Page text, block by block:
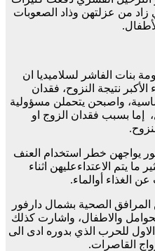
زاد من عزلتهن وذاد الصعوبات
بنات الفاشر لسلاميديا ان
نتيجة النزوح، فقدان
واصبحن يتحملن مسؤولية
إما بسبب فقدان الزوج او
يواجهن خطر استخدام العنف
يتم الاعتداءعليهن اثناء
الغذاء أوالماء.
ان خروج نحو ٩٠٪ من المرافق الصحية بشمال دارفور
والاطفال، واشارت كذلك
الاول للحرب الذي بدوره ادى الى
القاصرات.